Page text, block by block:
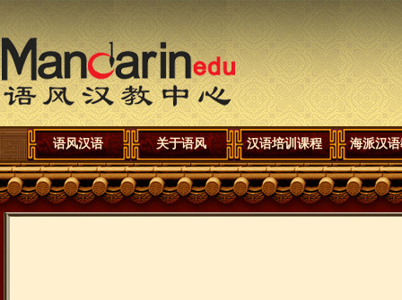
语风汉语 关于语风 汉语培训课程 海派汉